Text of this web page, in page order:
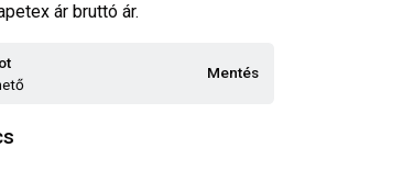
ár bruttó ár.
Mentés